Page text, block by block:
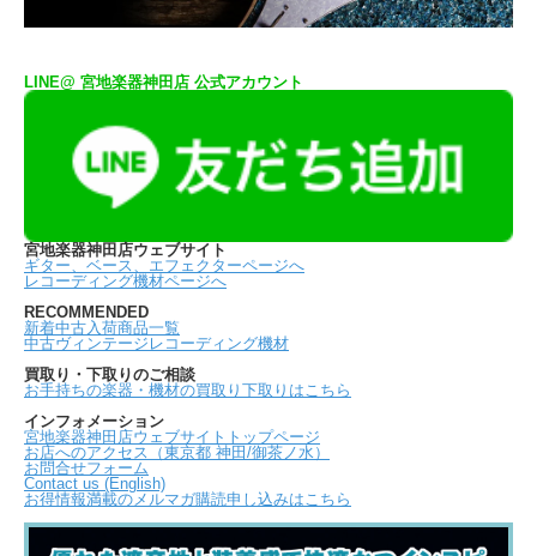
LINE@ 宮地楽器神田店 公式アカウント
宮地楽器神田店ウェブサイト
ギター、ベース、エフェクターページへ
レコーディング機材ページへ
RECOMMENDED
新着中古入荷商品一覧
中古ヴィンテージレコーディング機材
買取り・下取りのご相談
お手持ちの楽器・機材の買取り下取りはこちら
インフォメーション
宮地楽器神田店ウェブサイトトップページ
お店へのアクセス（東京都 神田/御茶ノ水）
お問合せフォーム
Contact us (English)
お得情報満載のメルマガ購読申し込みはこちら